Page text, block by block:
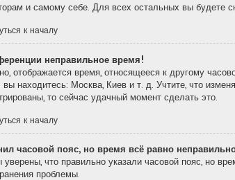
и самому себе. Для всех остальных вы будете
к началу
неправильное время!
отображается время, относящееся к другому
вы находитесь: Москва, Киев и т. д. Учтите, что
то сейчас удачный момент сделать это.
к началу
часовой пояс, но время всё равно
что правильно указали часовой пояс, но
проблемы.